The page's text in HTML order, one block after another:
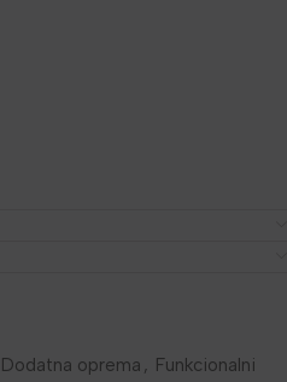
Dodatna oprema , Funkcionalni